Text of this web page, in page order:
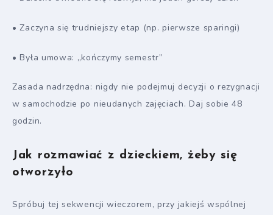
• Zaczyna się trudniejszy etap (np. pierwsze sparingi)
• Była umowa: „kończymy semestr”
Zasada nadrzędna: nigdy nie podejmuj decyzji o rezygnacji
w samochodzie po nieudanych zajęciach. Daj sobie 48
godzin.
Jak rozmawiać z dzieckiem, żeby się
otworzyło
Spróbuj tej sekwencji wieczorem, przy jakiejś wspólnej